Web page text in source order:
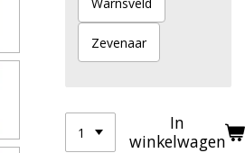
Zevenaar
In
winkelwagen